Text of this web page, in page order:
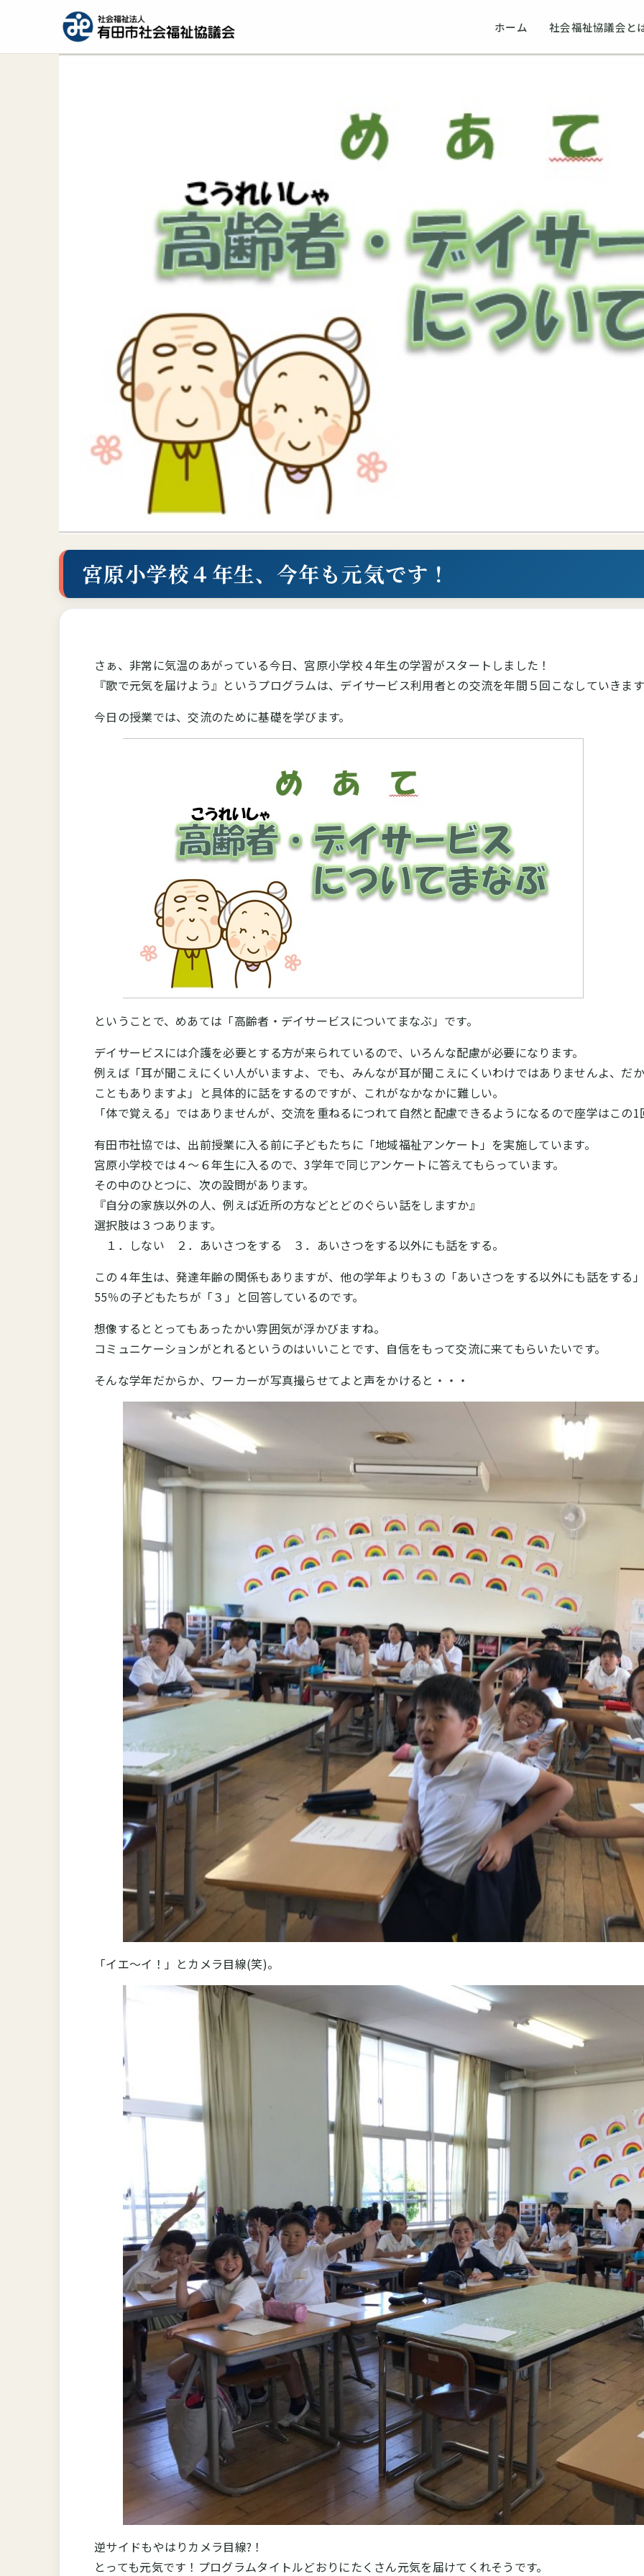
ホーム 社会福祉協議会と
宮原小学校４年生、今年も元気です！
さぁ、非常に気温のあがっている今日、宮原小学校４年生の学習がスタートしました！
『歌で元気を届けよう』というプログラムは、デイサービス利用者との交流を年間５回こなしていきま
今日の授業では、交流のために基礎を学びます。
ということで、めあては「高齢者・デイサービスについてまなぶ」です。
デイサービスには介護を必要とする方が来られているので、いろんな配慮が必要になります。
例えば「耳が聞こえにくい人がいますよ、でも、みんなが耳が聞こえにくいわけではありませんよ、だ
こともありますよ」と具体的に話をするのですが、これがなかなかに難しい。
「体で覚える」ではありませんが、交流を重ねるにつれて自然と配慮できるようになるので座学はこの1
有田市社協では、出前授業に入る前に子どもたちに「地域福祉アンケート」を実施しています。
宮原小学校では４～６年生に入るので、3学年で同じアンケートに答えてもらっています。
その中のひとつに、次の設問があります。
『自分の家族以外の人、例えば近所の方などとどのぐらい話をしますか』
選択肢は３つあります。
１．しない ２．あいさつをする ３．あいさつをする以外にも話をする。
この４年生は、発達年齢の関係もありますが、他の学年よりも３の「あいさつをする以外にも話をする
55％の子どもたちが「３」と回答しているのです。
想像するととってもあったかい雰囲気が浮かびますね。
コミュニケーションがとれるというのはいいことです、自信をもって交流に来てもらいたいです。
そんな学年だからか、ワーカーが写真撮らせてよと声をかけると・・・
「イエ～イ！」とカメラ目線(笑)。
逆サイドもやはりカメラ目線?！
とっても元気です！プログラムタイトルどおりにたくさん元気を届けてくれそうです。